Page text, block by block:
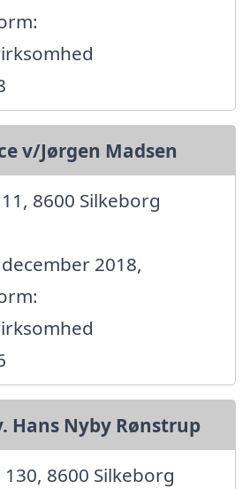
v/Jørgen Madsen
8600 Silkeborg
2018,
Hans Nyby Rønstrup
8600 Silkeborg